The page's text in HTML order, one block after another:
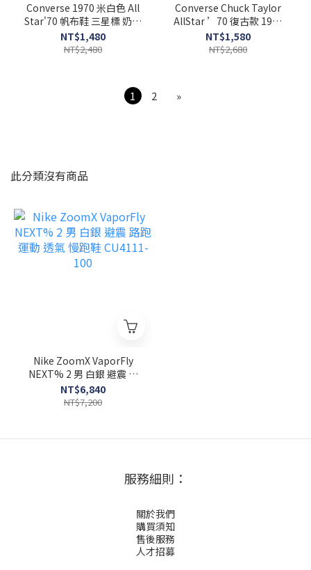
Converse 1970 米白色 All
Star'70 帆布鞋 三星標 奶油
色 162062C
NT$1,480
NT$2,480
Converse Chuck Taylor
AllStar ’70 復古款 1970
薑黃色 162054C
NT$1,580
NT$2,680
1 2 »
此分類沒有商品
Nike ZoomX VaporFly
NEXT% 2 男 白銀 避震 路
跑 運動 透氣 慢跑鞋
CU4111-100
NT$6,840
NT$7,200
服務細則：
關於我們
購買須知
售後服務
人才招募